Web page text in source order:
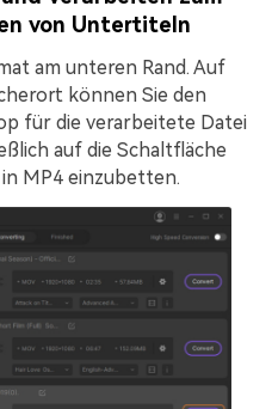
von Untertiteln
am unteren Rand. Auf
können Sie den
für die verarbeitete Datei
auf die Schaltfläche
MP4 einzubetten.